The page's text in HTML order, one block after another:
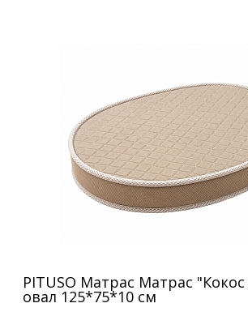
PITUSO Матрас Матрас
овал 125*75*10 см